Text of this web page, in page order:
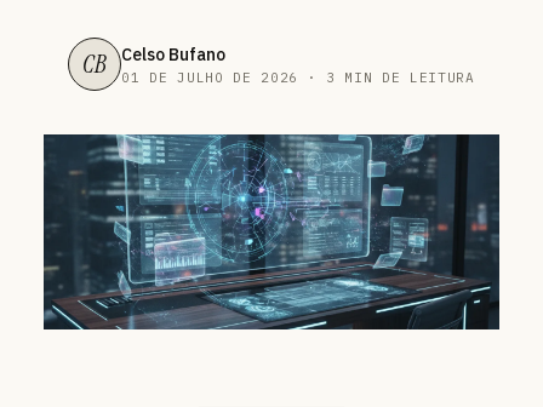
CB Celso Bufano
01 DE JULHO DE 2026 · 3 MIN DE LEITURA